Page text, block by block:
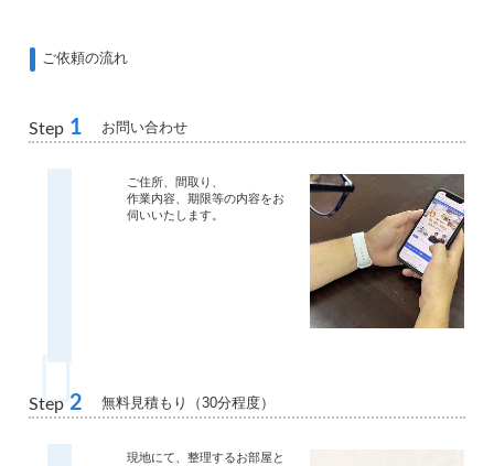
ご依頼の流れ
Step 1 お問い合わせ
ご住所、間取り、
作業内容、期限等の内容をお
伺いいたします。
Step 2 無料見積もり（30分程度）
現地にて、整理するお部屋と